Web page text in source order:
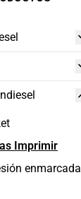
Imprimir
enmarcada